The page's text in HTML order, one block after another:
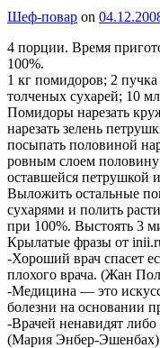
By
Шеф-повар on
4 порции. Время
100%.
1 кг помидоров; 2
толченых сухарей; 10
Помидоры нарезать
нарезать зелень
посыпать половиной
ровным слоем
оставшейся петрушкой
Выложить остальные
сухарями и полить
при 100%. Выстоять 3
Крылатые фразы от
-Хороший врач спасет
плохого врача. (Жан
-Медицина — это
болезни на основании
-Врачей ненавидят
(Мария Энбер-Эшенбах)